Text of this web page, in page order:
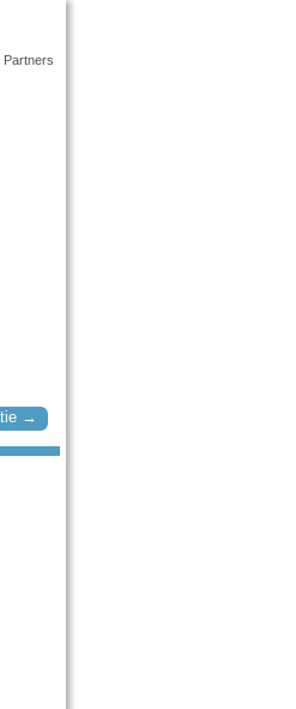
Partners
→